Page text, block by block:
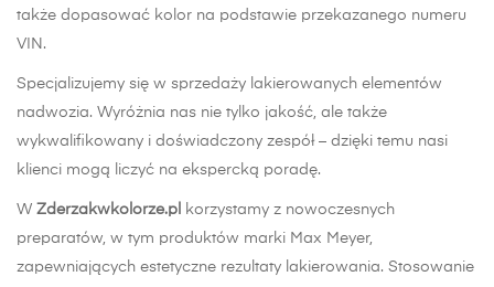
także dopasować kolor na podstawie przekazanego numeru
VIN.
Specjalizujemy się w sprzedaży lakierowanych elementów
nadwozia. Wyróżnia nas nie tylko jakość, ale także
wykwalifikowany i doświadczony zespół – dzięki temu nasi
klienci mogą liczyć na ekspercką poradę.
W Zderzakwkolorze.pl
korzystamy z nowoczesnych
preparatów, w tym produktów marki Max Meyer,
zapewniających estetyczne rezultaty lakierowania. Stosowanie